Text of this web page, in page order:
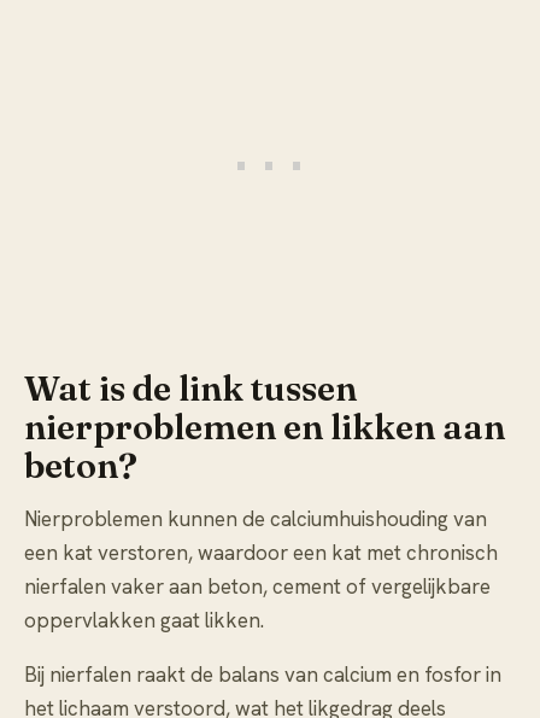
Wat is de link tussen
nierproblemen en likken aan
beton?
Nierproblemen kunnen de calciumhuishouding van
een kat verstoren, waardoor een kat met chronisch
nierfalen vaker aan beton, cement of vergelijkbare
oppervlakken gaat likken.
Bij nierfalen raakt de balans van calcium en fosfor in
het lichaam verstoord, wat het likgedrag deels